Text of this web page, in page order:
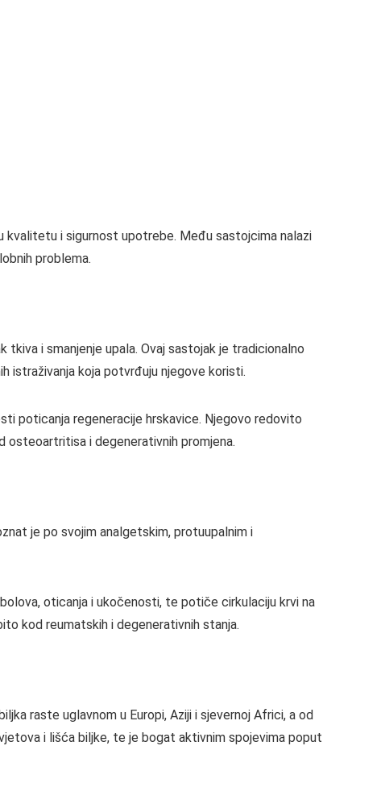
kvalitetu i sigurnost upotrebe. Među sastojcima nalazi
problema.
i smanjenje upala. Ovaj sastojak je tradicionalno
istraživanja koja potvrđuju njegove koristi.
poticanja regeneracije hrskavice. Njegovo redovito
osteoartritisa i degenerativnih promjena.
je po svojim analgetskim, protuupalnim i
oticanja i ukočenosti, te potiče cirkulaciju krvi na
kod reumatskih i degenerativnih stanja.
raste uglavnom u Europi, Aziji i sjevernoj Africi, a od
i lišća biljke, te je bogat aktivnim spojevima poput